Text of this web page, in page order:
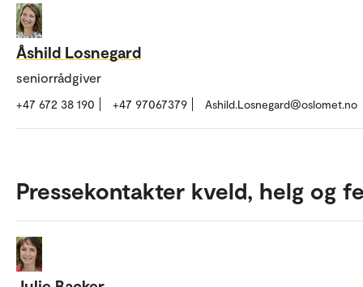
Åshild Losnegard
seniorrådgiver
+47 672 38 190 +47 97067379 Ashild.Losnegard@oslomet.no
Pressekontakter kveld, helg og